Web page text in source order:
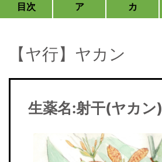
目次 ア カ
【ヤ行】ヤカン
生薬名:射干(ヤカン)